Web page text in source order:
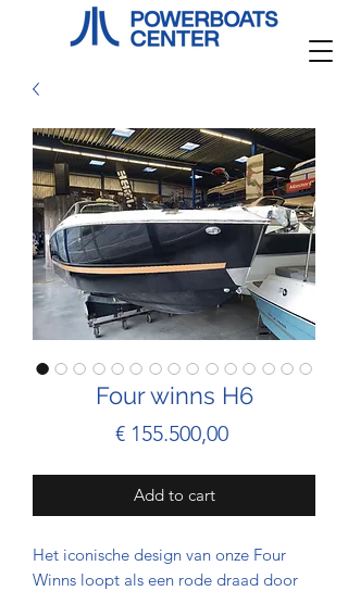
Four winns H6
€ 155.500,00Prijs
Add to cart
Het iconische design van onze Four
Winns loopt als een rode draad door